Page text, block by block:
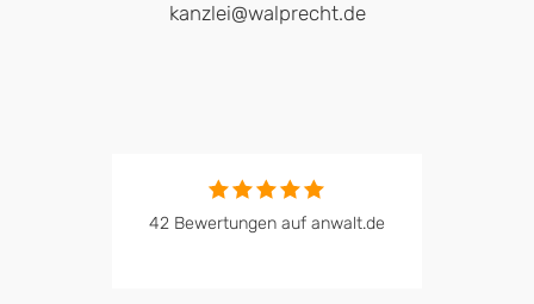
kanzlei@walprecht.de
42 Bewertungen auf anwalt.de